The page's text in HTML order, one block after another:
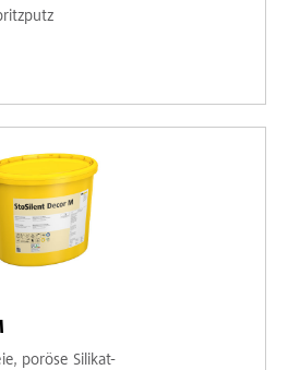
poröse Silikat-